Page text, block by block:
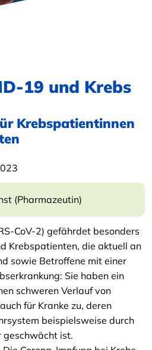
19 und Krebs
Krebspatientinnen
(Pharmazeutin)
CoV-2) gefährdet besonders
Krebspatienten, die aktuell an
sowie Betroffene mit einer
Sie haben ein
schweren Verlauf von
für Kranke zu, deren
beispielsweise durch
geschwächt ist.